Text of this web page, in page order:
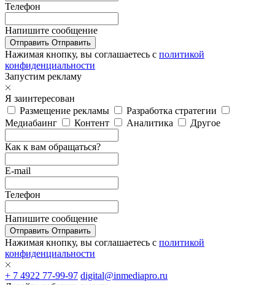
Телефон
Напишите сообщение
Отправить Отправить
Нажимая кнопку, вы соглашаетесь с политикой
конфиденциальности
Запустим рекламу
Я заинтересован
Размещение рекламы
Разработка стратегии
Медиабаинг
Контент Аналитика Другое
Как к вам обращаться?
E-mail
Телефон
Напишите сообщение
Отправить Отправить
Нажимая кнопку, вы соглашаетесь с политикой
конфиденциальности
+ 7 4922 77-99-97 digital@inmediapro.ru